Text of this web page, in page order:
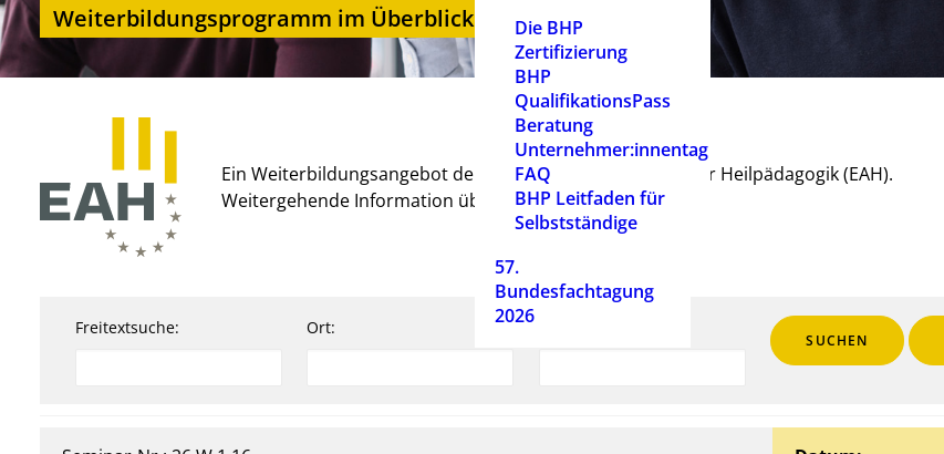
Die BHP
Zertifizierung
BHP
QualifikationsPass
Beratung
Unternehmer:innentag
FAQ
BHP Leitfaden für
Selbstständige
57.
Bundesfachtagung
2026
Weiterbildungsprogramm im Überblick
Ein Weiterbildungsangebot der Europäischen Akademie für Heilpädagogik (EAH).
Weitergehende Information über die EAHfinden Sie hier
Freitextsuche: Ort:
SUCHEN